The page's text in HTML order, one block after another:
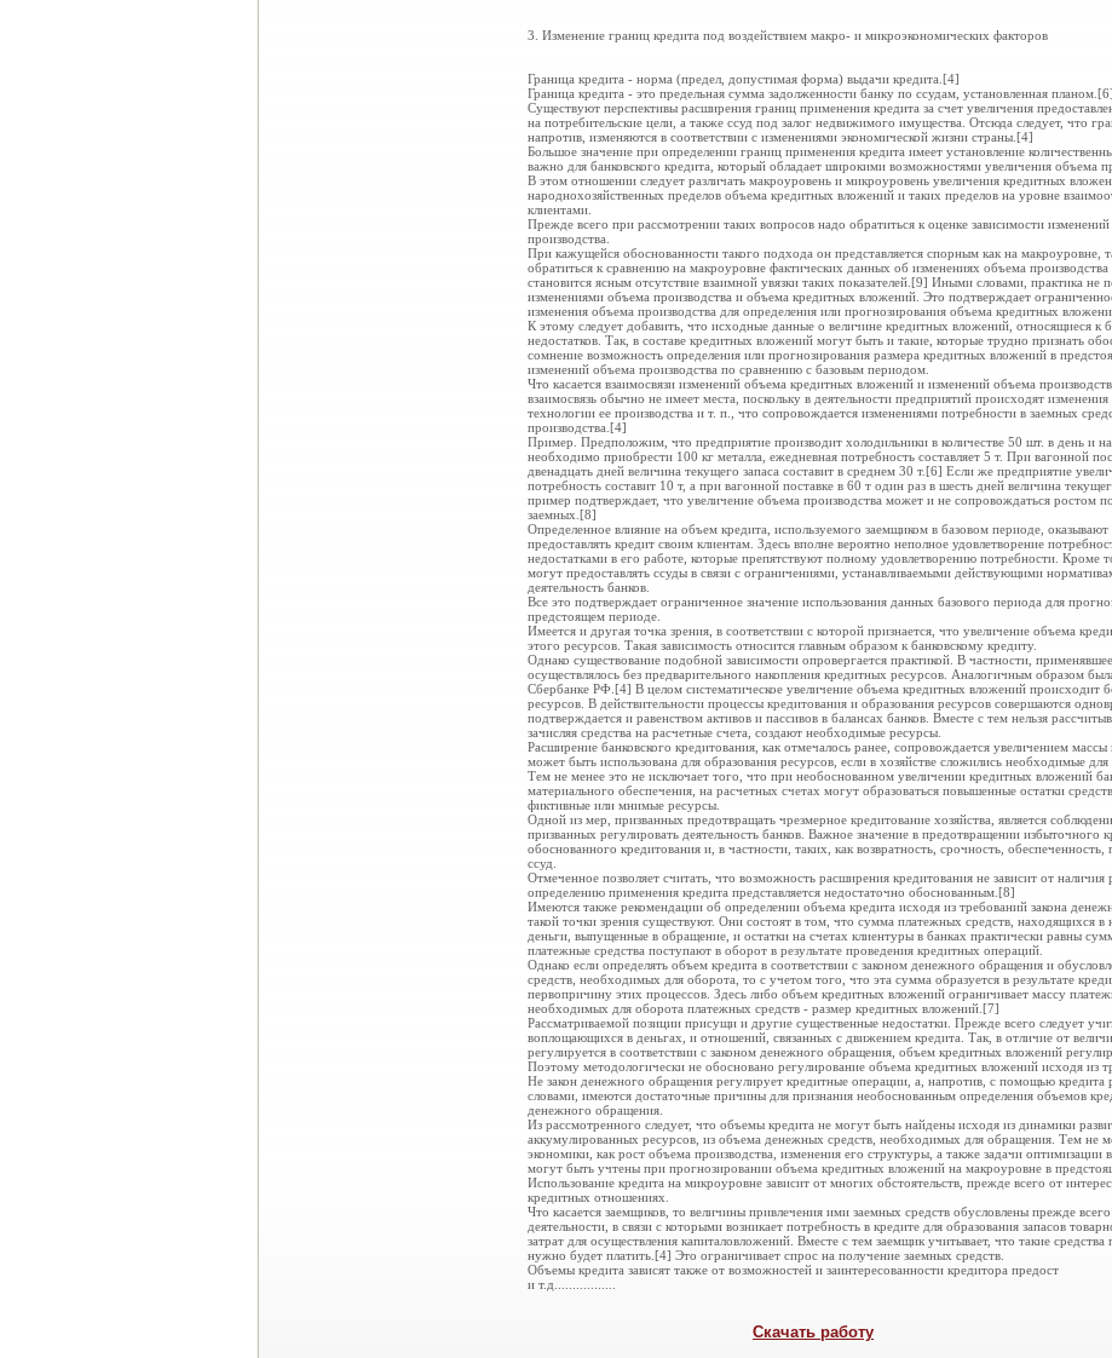
3. Изменение границ кредита под воздействием макро- и микроэкономических факторов
Граница кредита - норма (предел, допустимая форма) выдачи кредита.[4]
Граница кредита - это предельная сумма задолженности банку по ссудам, установленная планом.[6]
Существуют перспективы расширения границ применения кредита за счет увеличения
на потребительские цели, а также ссуд под залог недвижимого имущества. Отсюда следует, что
напротив, изменяются в соответствии с изменениями экономической жизни страны.[4]
Большое значение при определении границ применения кредита имеет установление
важно для банковского кредита, который обладает широкими возможностями увеличения объема
В этом отношении следует различать макроуровень и микроуровень увеличения кредитных
народнохозяйственных пределов объема кредитных вложений и таких пределов на уровне
клиентами.
Прежде всего при рассмотрении таких вопросов надо обратиться к оценке зависимости
производства.
При кажущейся обоснованности такого подхода он представляется спорным как на макроуровне,
обратиться к сравнению на макроуровне фактических данных об изменениях объема
становится ясным отсутствие взаимной увязки таких показателей.[9] Иными словами, практика не
изменениями объема производства и объема кредитных вложений. Это подтверждает
изменения объема производства для определения или прогнозирования объема кредитных
К этому следует добавить, что исходные данные о величине кредитных вложений, относящиеся к
недостатков. Так, в составе кредитных вложений могут быть и такие, которые трудно признать
сомнение возможность определения или прогнозирования размера кредитных вложений в
изменений объема производства по сравнению с базовым периодом.
Что касается взаимосвязи изменений объема кредитных вложений и изменений объема
взаимосвязь обычно не имеет места, поскольку в деятельности предприятий происходят
технологии ее производства и т. п., что сопровождается изменениями потребности в заемных
производства.[4]
Пример. Предположим, что предприятие производит холодильники в количестве 50 шт. в день и
необходимо приобрести 100 кг металла, ежедневная потребность составляет 5 т. При вагонной
двенадцать дней величина текущего запаса составит в среднем 30 т.[6] Если же предприятие
потребность составит 10 т, а при вагонной поставке в 60 т один раз в шесть дней величина
пример подтверждает, что увеличение объема производства может и не сопровождаться ростом
заемных.[8]
Определенное влияние на объем кредита, используемого заемщиком в базовом периоде,
предоставлять кредит своим клиентам. Здесь вполне вероятно неполное удовлетворение
недостатками в его работе, которые препятствуют полному удовлетворению потребности. Кроме
могут предоставлять ссуды в связи с ограничениями, устанавливаемыми действующими
деятельность банков.
Все это подтверждает ограниченное значение использования данных базового периода для
предстоящем периоде.
Имеется и другая точка зрения, в соответствии с которой признается, что увеличение объема
этого ресурсов. Такая зависимость относится главным образом к банковскому кредиту.
Однако существование подобной зависимости опровергается практикой. В частности,
осуществлялось без предварительного накопления кредитных ресурсов. Аналогичным образом
Сбербанке РФ.[4] В целом систематическое увеличение объема кредитных вложений происходит
ресурсов. В действительности процессы кредитования и образования ресурсов совершаются
подтверждается и равенством активов и пассивов в балансах банков. Вместе с тем нельзя
зачисляя средства на расчетные счета, создают необходимые ресурсы.
Расширение банковского кредитования, как отмечалось ранее, сопровождается увеличением
может быть использована для образования ресурсов, если в хозяйстве сложились необходимые
Тем не менее это не исключает того, что при необоснованном увеличении кредитных вложений
материального обеспечения, на расчетных счетах могут образоваться повышенные остатки
фиктивные или мнимые ресурсы.
Одной из мер, призванных предотвращать чрезмерное кредитование хозяйства, является
призванных регулировать деятельность банков. Важное значение в предотвращении избыточного
обоснованного кредитования и, в частности, таких, как возвратность, срочность, обеспеченность,
ссуд.
Отмеченное позволяет считать, что возможность расширения кредитования не зависит от наличия
определению применения кредита представляется недостаточно обоснованным.[8]
Имеются также рекомендации об определении объема кредита исходя из требований закона
такой точки зрения существуют. Они состоят в том, что сумма платежных средств, находящихся в
деньги, выпущенные в обращение, и остатки на счетах клиентуры в банках практически равны
платежные средства поступают в оборот в результате проведения кредитных операций.
Однако если определять объем кредита в соответствии с законом денежного обращения и
средств, необходимых для оборота, то с учетом того, что эта сумма образуется в результате
первопричину этих процессов. Здесь либо объем кредитных вложений ограничивает массу
необходимых для оборота платежных средств - размер кредитных вложений.[7]
Рассматриваемой позиции присущи и другие существенные недостатки. Прежде всего следует
воплощающихся в деньгах, и отношений, связанных с движением кредита. Так, в отличие от
регулируется в соответствии с законом денежного обращения, объем кредитных вложений
Поэтому методологически не обосновано регулирование объема кредитных вложений исходя из
Не закон денежного обращения регулирует кредитные операции, а, напротив, с помощью
словами, имеются достаточные причины для признания необоснованным определения объемов
денежного обращения.
Из рассмотренного следует, что объемы кредита не могут быть найдены исходя из динамики
аккумулированных ресурсов, из объема денежных средств, необхо­димых для обращения. Тем не
экономики, как рост объема производства, изменения его структуры, а также задачи
могут быть учтены при прогнозировании объема кредитных вложений на макроуровне в
Использование кредита на микроуровне зависит от многих обстоятельств, прежде всего от
кредитных отношениях.
Что касается заемщиков, то величины привлечения ими заемных средств обусловлены прежде
деятельности, в связи с которыми возникает потребность в кредите для образования запасов
затрат для осуществления капиталовложений. Вместе с тем заемщик учитывает, что такие средства
нужно будет платить.[4] Это ограничивает спрос на получение заемных средств.
Объемы кредита зависят также от возможностей и заинтересованности кредитора предост
и т.д.................
Скачать работу